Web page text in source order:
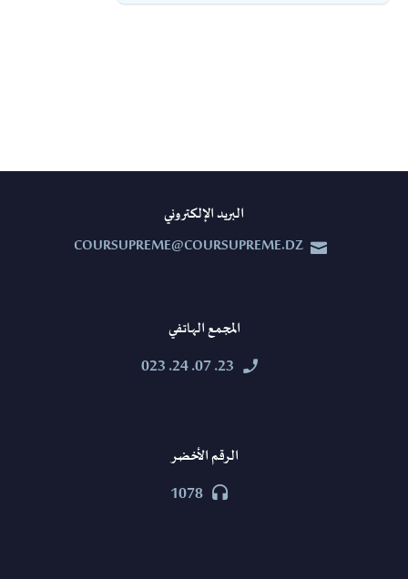
البريد الإلكتروني


COURSUPREME@COURSUPREME.DZ
المجمع الهاتفي


23. 07. 24. 023
الرقم الأخضر


1078